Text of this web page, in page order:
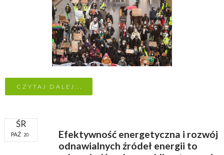
CZYTAJ DALEJ...
ŚR
PAŹ 20
Efektywność energetyczna i rozwój
odnawialnych źródeł energii to